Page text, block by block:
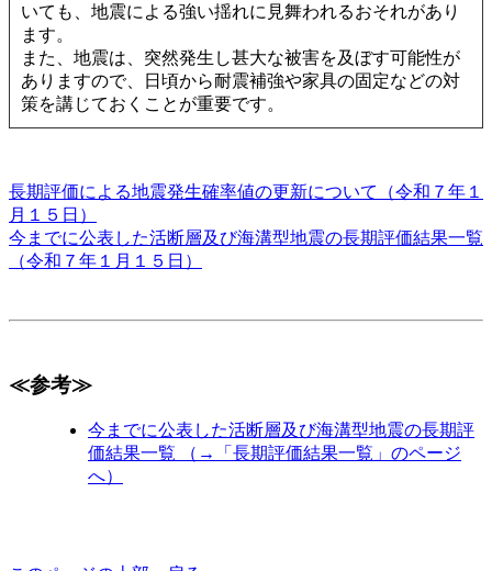
いても、地震による強い揺れに見舞われるおそれがあり
ます。
また、地震は、突然発生し甚大な被害を及ぼす可能性が
ありますので、日頃から耐震補強や家具の固定などの対
策を講じておくことが重要です。
長期評価による地震発生確率値の更新について（令和７年１
月１５日）
今までに公表した活断層及び海溝型地震の長期評価結果一覧
（令和７年１月１５日）
≪参考≫
今までに公表した活断層及び海溝型地震の長期評
価結果一覧 （→「長期評価結果一覧」のページ
へ）